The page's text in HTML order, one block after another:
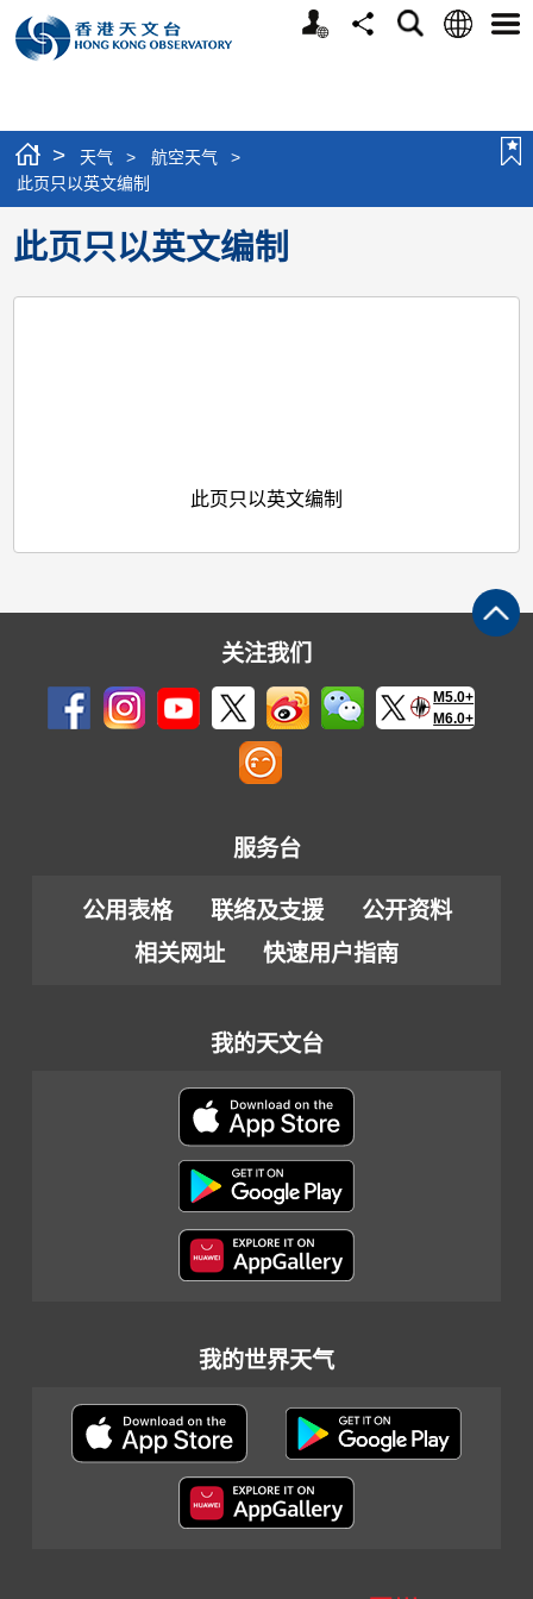
个
分
搜
语
选
> 天气 > 航空天气
>
此页只以英文编制
此页只以英文编制
此页只以英文编制
关注我们
M5.0+
M6.0+
服务台
公用表格 联络及支援
公开资料
相关网址
快速用户指南
我的天文台
我的世界天气